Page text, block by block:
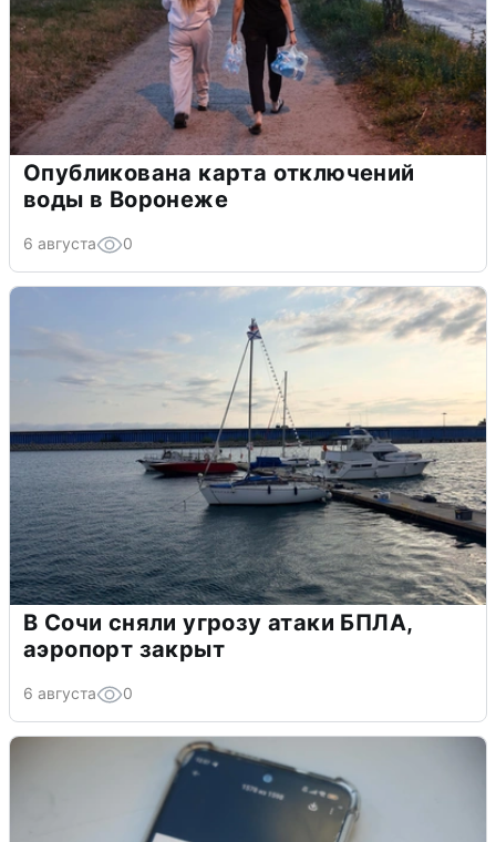
Опубликована карта отключений
воды в Воронеже
6 августа 0
В Сочи сняли угрозу атаки БПЛА,
аэропорт закрыт
6 августа 0